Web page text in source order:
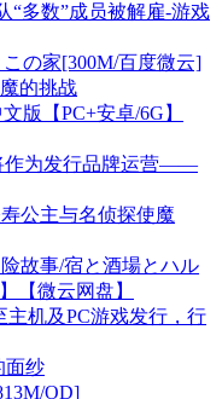
“多数”成员被解雇-游戏
の家[300M/百度微云]
的挑战
版【PC+安卓/6G】
作为发行品牌运营——
公主与名侦探使魔
故事/宿と酒場とハル
【微云网盘】
主机及PC游戏发行，行
面纱
OD]